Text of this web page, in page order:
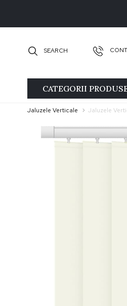
SEARCH
CATEGORII
Jaluzele Verticale Jaluzele